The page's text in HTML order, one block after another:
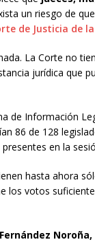
un riesgo de
de Justicia de
La Corte no
jurídica que
de Información
86 de 128
en la
hasta ahora
los votos
Fernández Noroña,